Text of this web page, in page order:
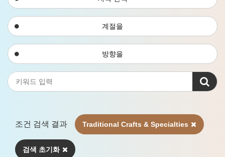
계절을
방향을
조건 검색 결과 Traditional Crafts & Specialties
검색 초기화